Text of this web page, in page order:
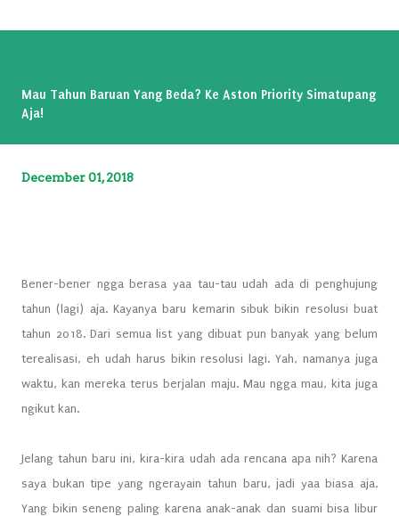
Mau Tahun Baruan Yang Beda? Ke Aston Priority Simatupang
Aja!
December 01, 2018
Bener-bener ngga berasa yaa tau-tau udah ada di penghujung
tahun (lagi) aja. Kayanya baru kemarin sibuk bikin resolusi buat
tahun 2018. Dari semua list yang dibuat pun banyak yang belum
terealisasi, eh udah harus bikin resolusi lagi. Yah, namanya juga
waktu, kan mereka terus berjalan maju. Mau ngga mau, kita juga
ngikut kan.
Jelang tahun baru ini, kira-kira udah ada rencana apa nih? Karena
saya bukan tipe yang ngerayain tahun baru, jadi yaa biasa aja.
Yang bikin seneng paling karena anak-anak dan suami bisa libur